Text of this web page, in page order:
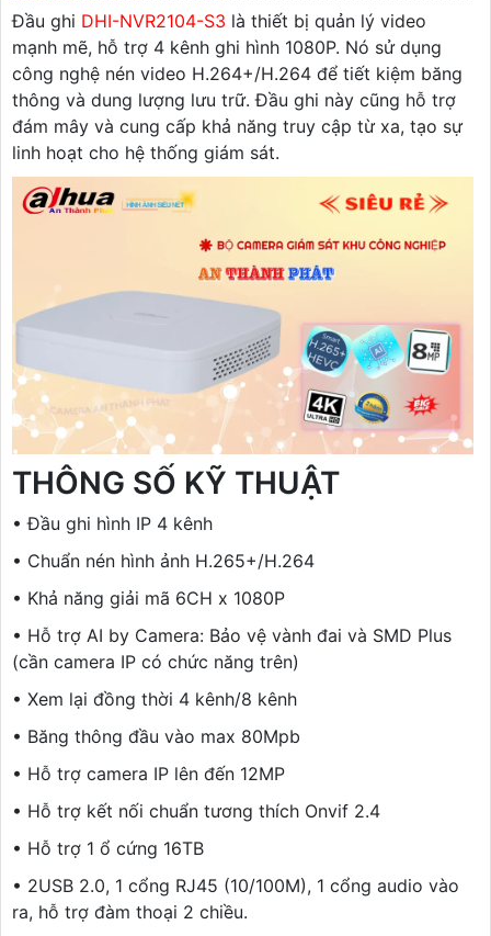
Đầu ghi DHI-NVR2104-S3 là thiết bị quản lý video
mạnh mẽ, hỗ trợ 4 kênh ghi hình 1080P. Nó sử dụng
công nghệ nén video H.264+/H.264 để tiết kiệm băng
thông và dung lượng lưu trữ. Đầu ghi này cũng hỗ trợ
đám mây và cung cấp khả năng truy cập từ xa, tạo sự
linh hoạt cho hệ thống giám sát.
THÔNG SỐ KỸ THUẬT
• Đầu ghi hình IP 4 kênh
• Chuẩn nén hình ảnh H.265+/H.264
• Khả năng giải mã 6CH x 1080P
• Hỗ trợ AI by Camera: Bảo vệ vành đai và SMD Plus
(cần camera IP có chức năng trên)
• Xem lại đồng thời 4 kênh/8 kênh
• Băng thông đầu vào max 80Mpb
• Hỗ trợ camera IP lên đến 12MP
• Hỗ trợ kết nối chuẩn tương thích Onvif 2.4
• Hỗ trợ 1 ổ cứng 16TB
• 2USB 2.0, 1 cổng RJ45 (10/100M), 1 cổng audio vào
ra, hỗ trợ đàm thoại 2 chiều.